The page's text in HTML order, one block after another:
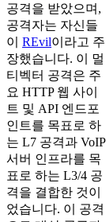
공격을 받았으며,
공격자는 자신들
이 REvil이라고 주
장했습니다. 이 멀
티벡터 공격은 주
요 HTTP 웹 사이
트 및 API 엔드포
인트를 목표로 하
는 L7 공격과 VoIP
서버 인프라를 목
표로 하는 L3/4 공
격을 결합한 것이
었습니다. 이 공격